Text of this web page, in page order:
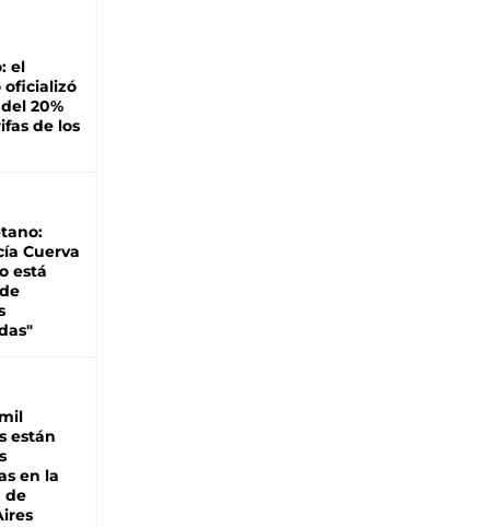
el
oficializó
20%
de los
Cuerva
está
están
en la
de